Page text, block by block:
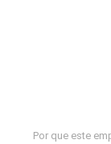
Por que este